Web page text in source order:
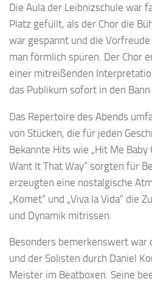
Die Aula der Leibnizschule war
Platz gefüllt, als der Chor die
war gespannt und die
man förmlich spüren. Der Chor
einer mitreißenden
das Publikum sofort in den Bann
Das Repertoire des Abends
von Stücken, die für jeden
Bekannte Hits wie „Hit Me Baby
Want It That Way“ sorgten für
erzeugten eine nostalgische
„Komet“ und „Viva la Vida“ die
und Dynamik mitrissen.
Besonders bemerkenswert war
und der Solisten durch Daniel
Meister im Beatboxen. Seine